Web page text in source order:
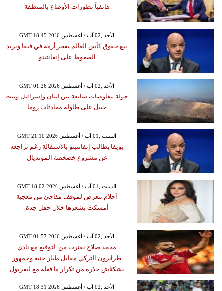
هاتفياً تطورات الأوضاع بالمنطقة
GMT 18:45 2026 الأحد ,02 آب / أغسطس
بيع حقوق كأس العالم يفجر أزمة في فيفا ويزيد
الضغوط على إنفانتينو
GMT 01:26 2026 الأحد ,02 آب / أغسطس
جولة مفاوضات سابعة بين لبنان وإسرائيل وبنت
جبيل على طاولة محادثات روما
GMT 21:10 2026 السبت ,01 آب / أغسطس
يويفا يطالب إنفانتينو بالاستقالة رغم تراجعه
عن مشروع خصخصة المونديال
GMT 18:02 2026 السبت ,01 آب / أغسطس
أحلام تتعرض لموقف مفاجئ من معجبة
أمسكت بشعرها خلال حفل جدة
GMT 01:57 2026 الأحد ,02 آب / أغسطس
محمد صلاح يقترب من التوقيع مع نادي
طرابزون التركي مقابل مليار جنيه وجمهور
بشكتاش حذَره من تكرار ما فعله مع ليفربول
GMT 18:31 2026 الأحد ,02 آب / أغسطس